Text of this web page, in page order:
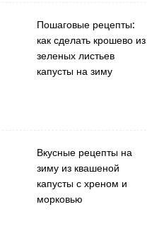
Пошаговые рецепты:
как сделать крошево из
зеленых листьев
капусты на зиму
Вкусные рецепты на
зиму из квашеной
капусты с хреном и
морковью